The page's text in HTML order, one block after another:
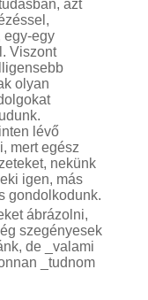
azt
egy-egy
Viszont
olyan
lévő
mert egész
nekünk
igen, más
gondolkodunk.
ábrázolni,
szegényesek
de _valami
_tudnom